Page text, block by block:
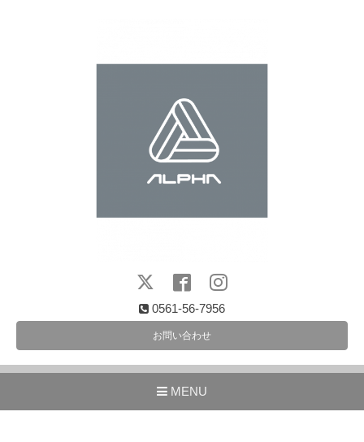
0561-56-7956
お問い合わせ
MENU